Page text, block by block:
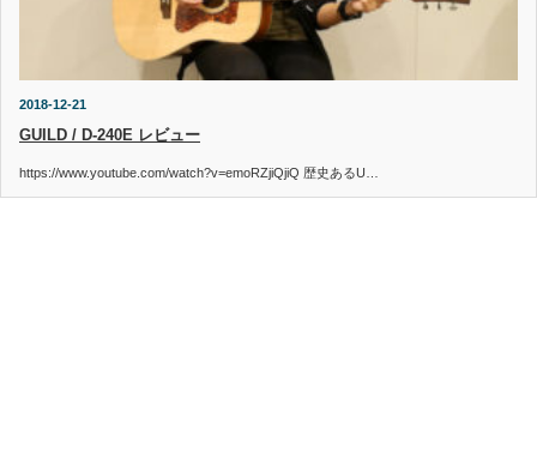
2018-12-21
GUILD / D-240E レビュー
https://www.youtube.com/watch?v=emoRZjiQjiQ 歴史あるU…